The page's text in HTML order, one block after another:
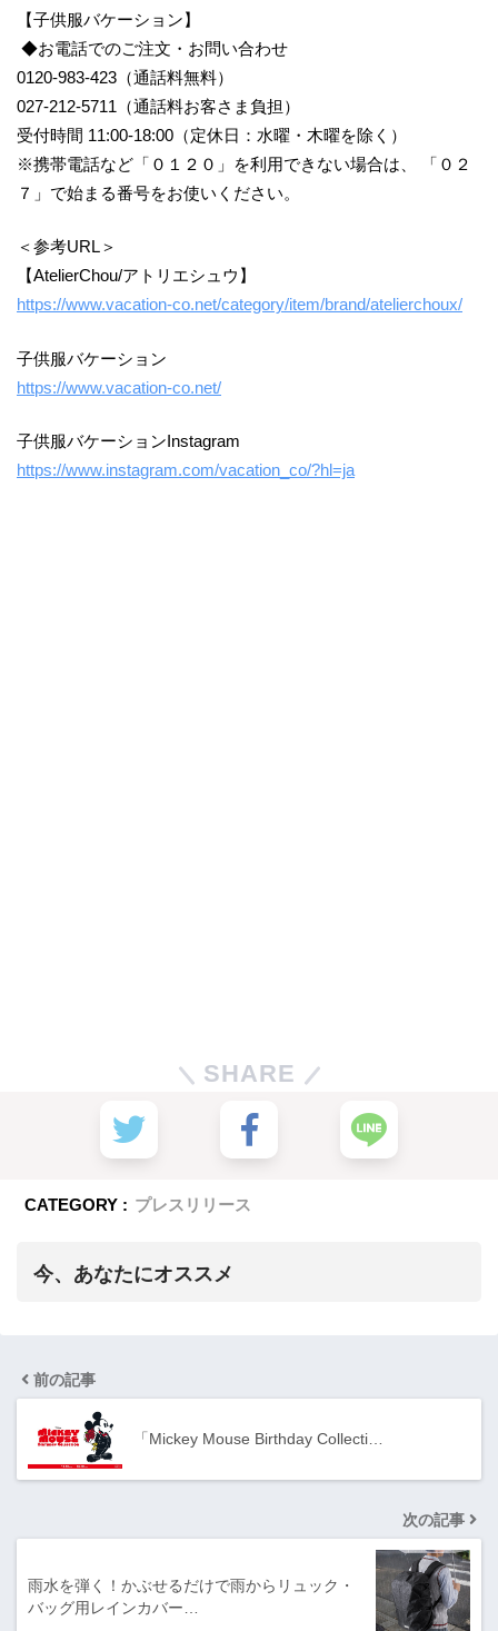
【子供服バケーション】
◆お電話でのご注文・お問い合わせ
0120-983-423（通話料無料）
027-212-5711（通話料お客さま負担）
受付時間 11:00-18:00（定休日：水曜・木曜を除く）
※携帯電話など「０１２０」を利用できない場合は、 「０２
７」で始まる番号をお使いください。
＜参考URL＞
【AtelierChou/アトリエシュウ】
https://www.vacation-co.net/category/item/brand/atelierchoux/
子供服バケーション
https://www.vacation-co.net/
子供服バケーションInstagram
https://www.instagram.com/vacation_co/?hl=ja
SHARE
CATEGORY : プレスリリース
今、あなたにオススメ
前の記事
「Mickey Mouse Birthday Collecti…
次の記事
雨水を弾く！かぶせるだけで雨からリュック・
バッグ用レインカバー…